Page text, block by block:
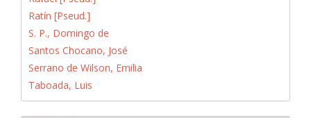
Ratín [Pseud.]
S. P., Domingo de
Santos Chocano, José
Serrano de Wilson, Emilia
Taboada, Luis